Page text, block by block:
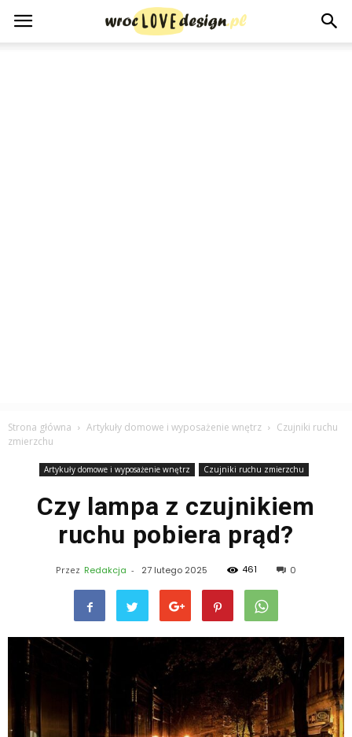
Strona główna Artykuły domowe i wyposażenie wnętrz
Czujniki ruchu
zmierzchu
Artykuły domowe i wyposażenie wnętrz Czujniki ruchu zmierzchu
Czy lampa z czujnikiem
ruchu pobiera prąd?
Przez Redakcja - 27 lutego 2025 461 0